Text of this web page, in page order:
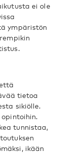
ei ole
ympäristön
tietoa
sikiölle.
tunnistaa,
ikään